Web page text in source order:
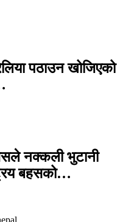
पठाउन खोजिएको
नक्कली भुटानी
बहसको…